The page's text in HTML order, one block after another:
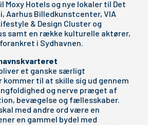
Moxy Hotels og nye lokaler til Det
Aarhus Billedkunstcenter, VIA
& Design Cluster og
samt en række kulturelle aktører,
i Sydhavnen.
et ganske særligt
kommer til at skille sig ud gennem
og nerve præget af
bevægelse og fællesskaber.
med andre ord være en
en gammel bydel med